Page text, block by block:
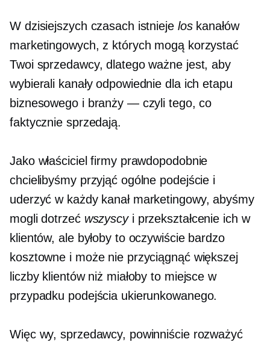
W dzisiejszych czasach istnieje loskanałów
marketingowych, z których mogą korzystać
Twoi sprzedawcy, dlatego ważne jest, aby
wybierali kanały odpowiednie dla ich etapu
biznesowego i branży — czyli tego, co
faktycznie sprzedają.
Jako właściciel firmy prawdopodobnie
chcielibyśmy przyjąć ogólne podejście i
uderzyć w każdy kanał marketingowy, abyśmy
mogli dotrzeć wszyscyi przekształcenie ich w
klientów, ale byłoby to oczywiście bardzo
kosztowne i może nie przyciągnąć większej
liczby klientów niż miałoby to miejsce w
przypadku podejścia ukierunkowanego.
Więc wy, sprzedawcy, powinniście rozważyć